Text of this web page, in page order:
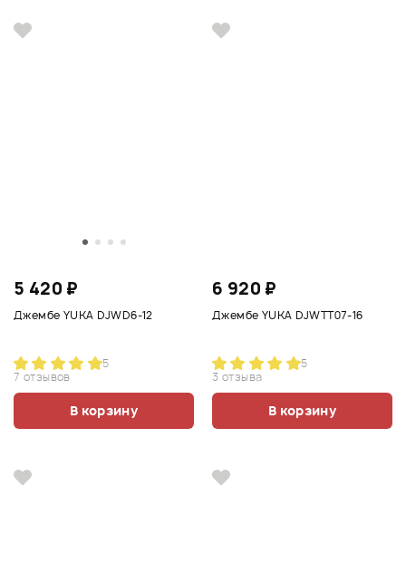
5 420 ₽
Джембе YUKA DJWD6-12
5
7 отзывов
В корзину
6 920 ₽
Джембе YUKA DJWTT07-16
5
3 отзыва
В корзину